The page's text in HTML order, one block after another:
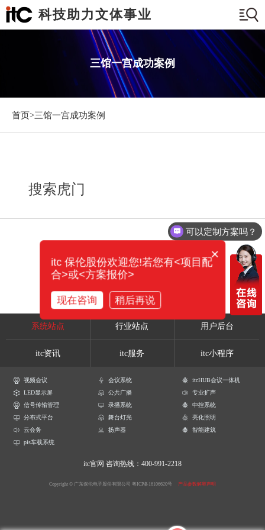
科技助力文体事业
三馆一宫成功案例
首页>三馆一宫成功案例
搜索虎门
系统站点 行业站点 用户后台
itc资讯 itc服务 itc小程序
视频会议 会议系统
itcHUB会议一体机
LED显示屏
公共广播
专业扩声
信号传输管理
录播系统
中控系统
分布式平台
舞台灯光
亮化照明
云会务
扬声器
智能建筑
pis车载系统
itc官网 咨询热线：400-991-2218
Copyright © 广东保伦电子股份有限公司 粤ICP备16106620号 产品参数解释声明
可以定制方案吗？
×
itc 保伦股份欢迎您!若您有<项目配
合>或<方案报价>
现在咨询 稍后再说